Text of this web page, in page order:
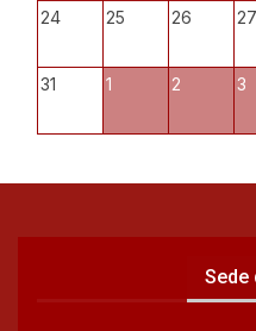
24 25 26 27
31 1 2 3
Sede